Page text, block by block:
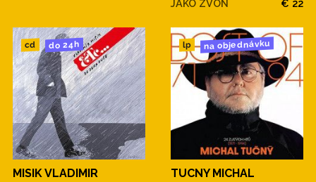
JAKO ZVON
€ 22
cd do 24h
MISIK VLADIMIR
lp na objednávku
TUCNY MICHAL